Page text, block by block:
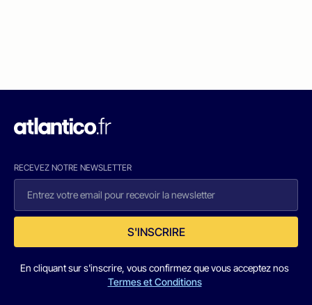
RECEVEZ NOTRE NEWSLETTER
S'INSCRIRE
En cliquant sur s'inscrire, vous confirmez que vous acceptez nos
Termes et Conditions